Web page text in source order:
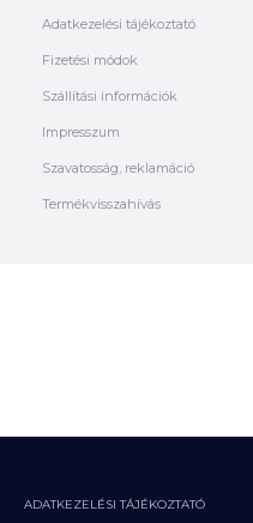
Adatkezelési tájékoztató
Fizetési módok
Szállítási információk
Impresszum
Szavatosság, reklamáció
Termékvisszahívás
ADATKEZELÉSI TÁJÉKOZTATÓ